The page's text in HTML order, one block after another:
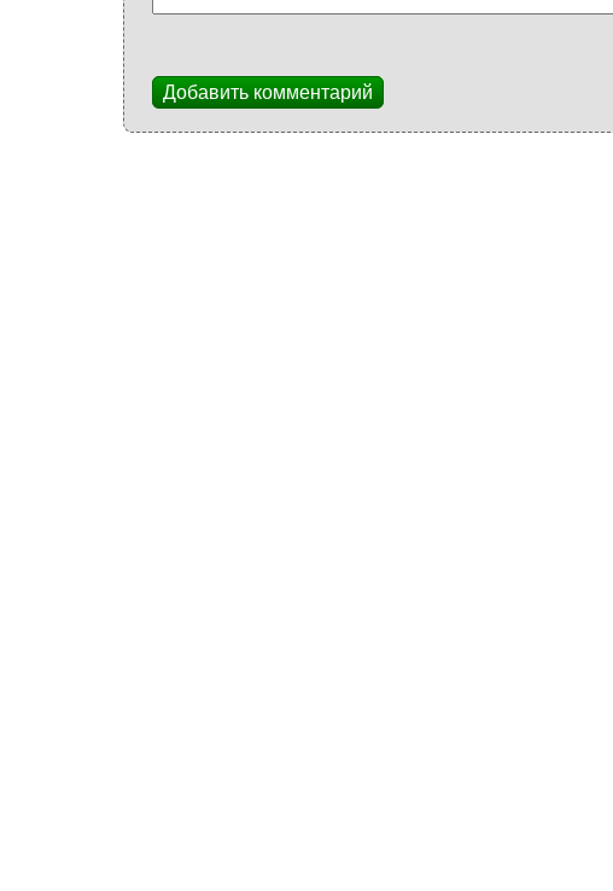
Добавить комментарий